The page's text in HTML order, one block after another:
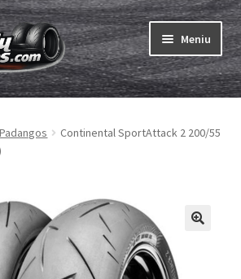
Meniu
menu
menu
Padangos
Continental SportAttack 2 200/55